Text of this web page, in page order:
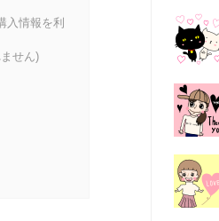
入情報を利
せん)